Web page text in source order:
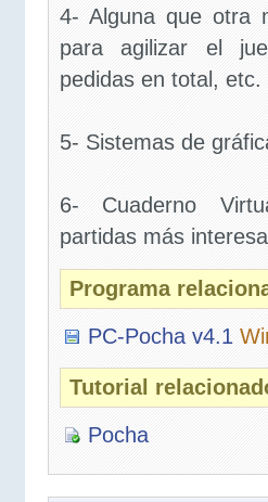
4- Alguna que otra
para agilizar el
pedidas en total, etc.
5- Sistemas de
6- Cuaderno
partidas más
Programa
PC-Pocha v4.1
Tutorial
Pocha